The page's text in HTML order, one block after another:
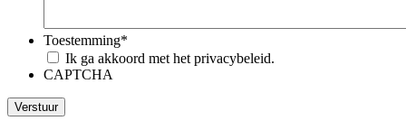
Toestemming*
Ik ga akkoord met het privacybeleid.
CAPTCHA